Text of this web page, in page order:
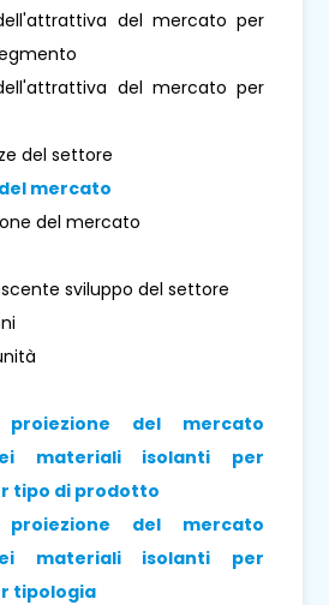
del mercato per
del mercato per
del settore
mercato
del mercato
sviluppo del settore
del mercato
materiali isolanti per
tipo di prodotto
del mercato
materiali isolanti per
tipologia